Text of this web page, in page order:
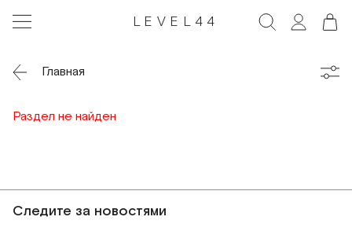
LEVEL44
Главная
Раздел не найден
Следите за новостями